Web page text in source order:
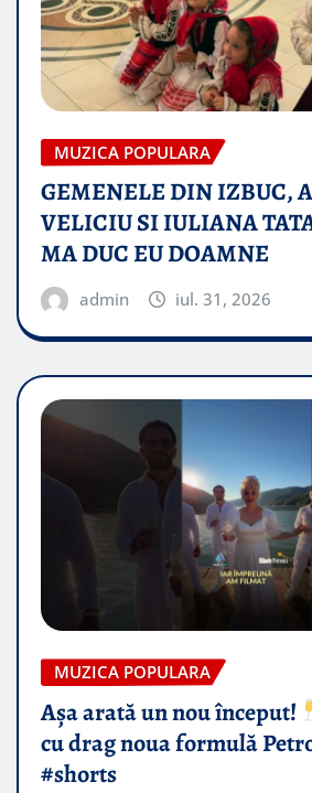
MUZICA POPULARA
GEMENELE DIN IZBUC,
VELICIU SI IULIANA
MA DUC EU DOAMNE
admin iul. 31, 2026
MUZICA POPULARA
Așa arată un nou început!
cu drag noua formulă
#shorts